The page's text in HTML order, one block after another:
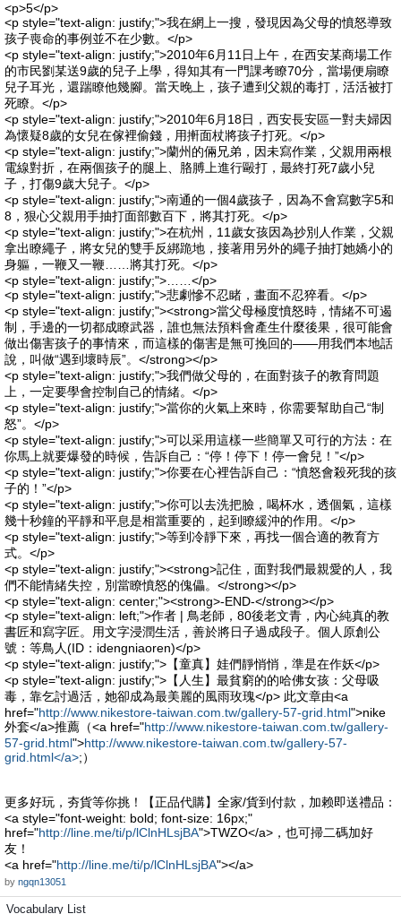
<p>5</p>
<p style="text-align: justify;">我在網上一搜，發現因為父母的憤怒導致
孩子喪命的事例並不在少數。</p>
<p style="text-align: justify;">2010年6月11日上午，在西安某商場工作
的市民劉某送9歲的兒子上學，得知其有一門課考瞭70分，當場便扇瞭
兒子耳光，還踹瞭他幾腳。當天晚上，孩子遭到父親的毒打，活活被打
死瞭。</p>
<p style="text-align: justify;">2010年6月18日，西安長安區一對夫婦因
為懷疑8歲的女兒在傢裡偷錢，用搟面杖將孩子打死。</p>
<p style="text-align: justify;">蘭州的倆兄弟，因未寫作業，父親用兩根
電線對折，在兩個孩子的腿上、胳膊上進行毆打，最終打死7歲小兒
子，打傷9歲大兒子。</p>
<p style="text-align: justify;">南通的一個4歲孩子，因為不會寫數字5和
8，狠心父親用手抽打面部數百下，將其打死。</p>
<p style="text-align: justify;">在杭州，11歲女孩因為抄別人作業，父親
拿出瞭繩子，將女兒的雙手反綁跪地，接著用另外的繩子抽打她嬌小的
身軀，一鞭又一鞭……將其打死。</p>
<p style="text-align: justify;">……</p>
<p style="text-align: justify;">悲劇慘不忍睹，畫面不忍猝看。</p>
<p style="text-align: justify;"><strong>當父母極度憤怒時，情緒不可遏
制，手邊的一切都成瞭武器，誰也無法預料會產生什麼後果，很可能會
做出傷害孩子的事情來，而這樣的傷害是無可挽回的——用我們本地話
說，叫做“遇到壞時辰”。</strong></p>
<p style="text-align: justify;">我們做父母的，在面對孩子的教育問題
上，一定要學會控制自己的情緒。</p>
<p style="text-align: justify;">當你的火氣上來時，你需要幫助自己“制
怒”。</p>
<p style="text-align: justify;">可以采用這樣一些簡單又可行的方法：在
你馬上就要爆發的時候，告訴自己：“停！停下！停一會兒！”</p>
<p style="text-align: justify;">你要在心裡告訴自己：“憤怒會殺死我的孩
子的！”</p>
<p style="text-align: justify;">你可以去洗把臉，喝杯水，透個氣，這樣
幾十秒鐘的平靜和平息是相當重要的，起到瞭緩沖的作用。</p>
<p style="text-align: justify;">等到冷靜下來，再找一個合適的教育方
式。</p>
<p style="text-align: justify;"><strong>記住，面對我們最親愛的人，我
們不能情緒失控，別當瞭憤怒的傀儡。</strong></p>
<p style="text-align: center;"><strong>-END-</strong></p>
<p style="text-align: left;">作者 | 鳥老師，80後老文青，內心純真的教
書匠和寫字匠。用文字浸潤生活，善於將日子過成段子。個人原創公
號：等鳥人(ID：idengniaoren)</p>
<p style="text-align: justify;">【童真】娃們靜悄悄，準是在作妖</p>
<p style="text-align: justify;">【人生】最貧窮的的哈佛女孩：父母吸
毒，靠乞討過活，她卻成為最美麗的風雨玫瑰</p> 此文章由<a
href="http://www.nikestore-taiwan.com.tw/gallery-57-grid.html">nike
外套</a>推薦（<a href="http://www.nikestore-taiwan.com.tw/gallery-
57-grid.html">http://www.nikestore-taiwan.com.tw/gallery-57-
grid.html</a>;）
更多好玩，夯貨等你挑！【正品代購】全家/貨到付款，加赖即送禮品：
<a style="font-weight: bold; font-size: 16px;"
href="http://line.me/ti/p/lClnHLsjBA">TWZO</a>，也可掃二碼加好
友！
<a href="http://line.me/ti/p/lClnHLsjBA"></a>
by ngqn13051
Vocabulary List